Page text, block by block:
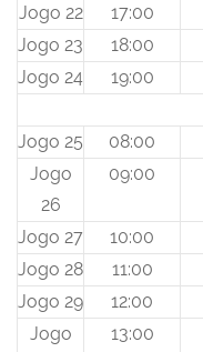
Jogo 22
17:00
Jogo 23
18:00
Jogo 24
19:00
Jogo 25
08:00
Jogo
26
09:00
Jogo 27 10:00
Jogo 28
11:00
Jogo 29
12:00
Jogo
13:00